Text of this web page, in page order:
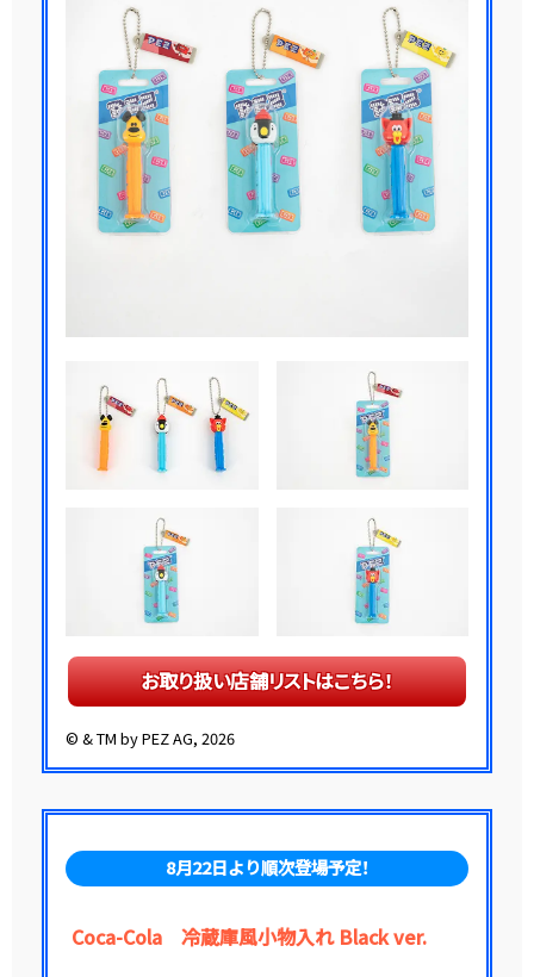
お取り扱い店舗リストはこちら！
© & TM by PEZ AG, 2026
8月22日より順次登場予定！
Coca-Cola 冷蔵庫風小物入れ Black ver.